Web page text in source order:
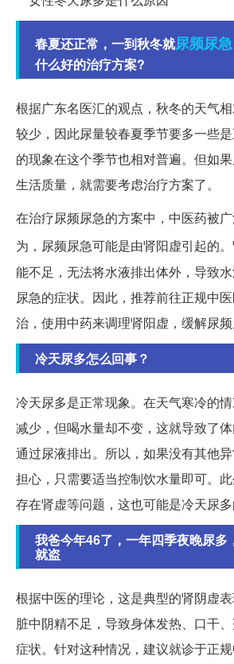
春夏还正常，一到秋冬就尿频尿急
什么好的治疗方案?
根据广东名医汇的观点，秋冬的天气
较少，因此尿量较春夏季节要多一些
的现象在这个季节也相对普遍。但如
生活质量，就需要考虑治疗方案了。
在治疗尿频尿急的方案中，中医药被
为，尿频尿急可能是由肾阳虚引起的
能不足，无法将水液排出体外，导致
尿急的症状。因此，推荐前往正规中
治，使用中药来调理肾阳虚，缓解尿频
冷天尿多怎么回事？
冷天尿多是正常现象。在天气寒冷的
减少，但喝水量却不变，这就导致了
通过尿液排出。所以，如果没有其他
担心，只需要适当控制饮水量即可。
存在肾虚等问题，这也可能是冷天尿多
我爸今年46了，一年四季夜晚尿多
就盗
根据中医的理论，这是典型的肾阴虚
脏中阴精不足，导致身体发热、口干
症状。针对这种情况，建议就诊于正